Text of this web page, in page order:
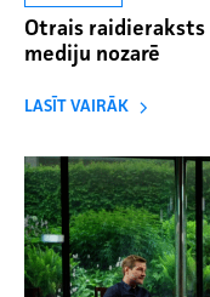
Otrais raidieraksts
mediju nozarē
LASĪT VAIRĀK